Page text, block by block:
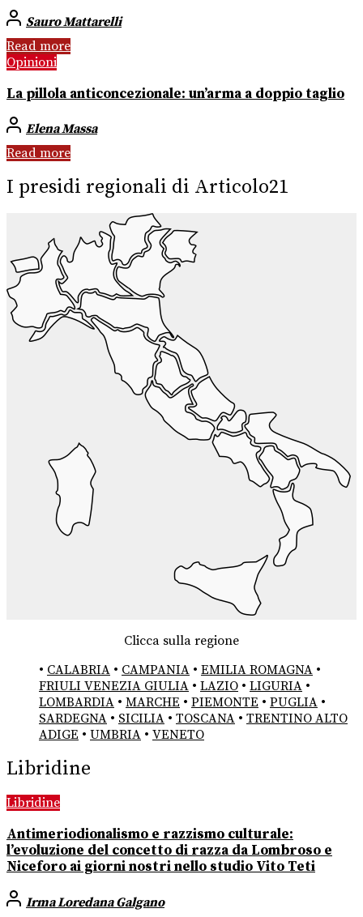
Sauro Mattarelli
Read more
Opinioni
La pillola anticoncezionale: un’arma a doppio taglio
Elena Massa
Read more
I presidi regionali di Articolo21
Clicca sulla regione
• CALABRIA • CAMPANIA • EMILIA ROMAGNA •
FRIULI VENEZIA GIULIA • LAZIO • LIGURIA •
LOMBARDIA • MARCHE • PIEMONTE • PUGLIA •
SARDEGNA • SICILIA • TOSCANA • TRENTINO ALTO
ADIGE • UMBRIA • VENETO
Libridine
Libridine
Antimeriodionalismo e razzismo culturale:
l’evoluzione del concetto di razza da Lombroso e
Niceforo ai giorni nostri nello studio Vito Teti
Irma Loredana Galgano